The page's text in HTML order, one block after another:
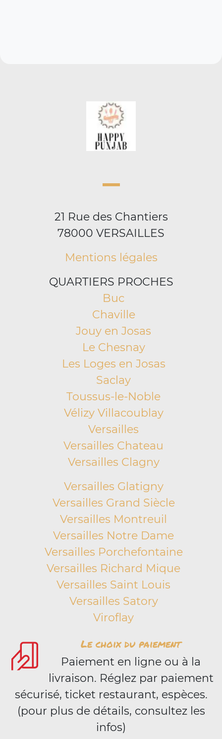
21 Rue des Chantiers
78000 VERSAILLES
Mentions légales
QUARTIERS PROCHES
Buc
Chaville
Jouy en Josas
Le Chesnay
Les Loges en Josas
Saclay
Toussus-le-Noble
Vélizy Villacoublay
Versailles
Versailles Chateau
Versailles Clagny
Versailles Glatigny
Versailles Grand Siècle
Versailles Montreuil
Versailles Notre Dame
Versailles Porchefontaine
Versailles Richard Mique
Versailles Saint Louis
Versailles Satory
Viroflay
Le choix du paiement
Paiement en ligne ou à la
livraison. Réglez par paiement
sécurisé, ticket restaurant, espèces.
(pour plus de détails, consultez les
infos)